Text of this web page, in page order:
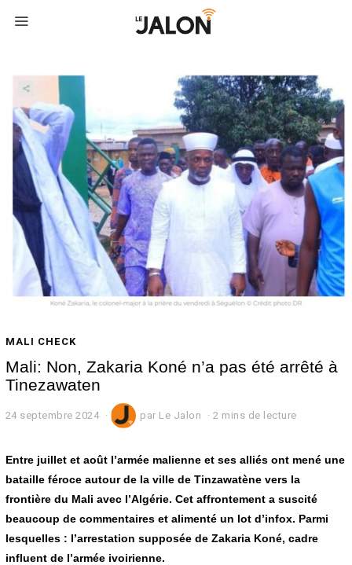
MALI CHECK
Mali: Non, Zakaria Koné n’a pas été arrêté à
Tinezawaten
24 septembre 2024
e
t
e
m
r
e
par Le Jalon 2 mins de lecture
Entre juillet et août l’armée malienne et ses alliés ont mené une
bataille féroce autour de la ville de Tinzawatène vers la
frontière du Mali avec l’Algérie. Cet affrontement a suscité
beaucoup de commentaires et alimenté un lot d’infox. Parmi
lesquelles : l’arrestation supposée de Zakaria Koné, cadre
influent de l’armée ivoirienne.